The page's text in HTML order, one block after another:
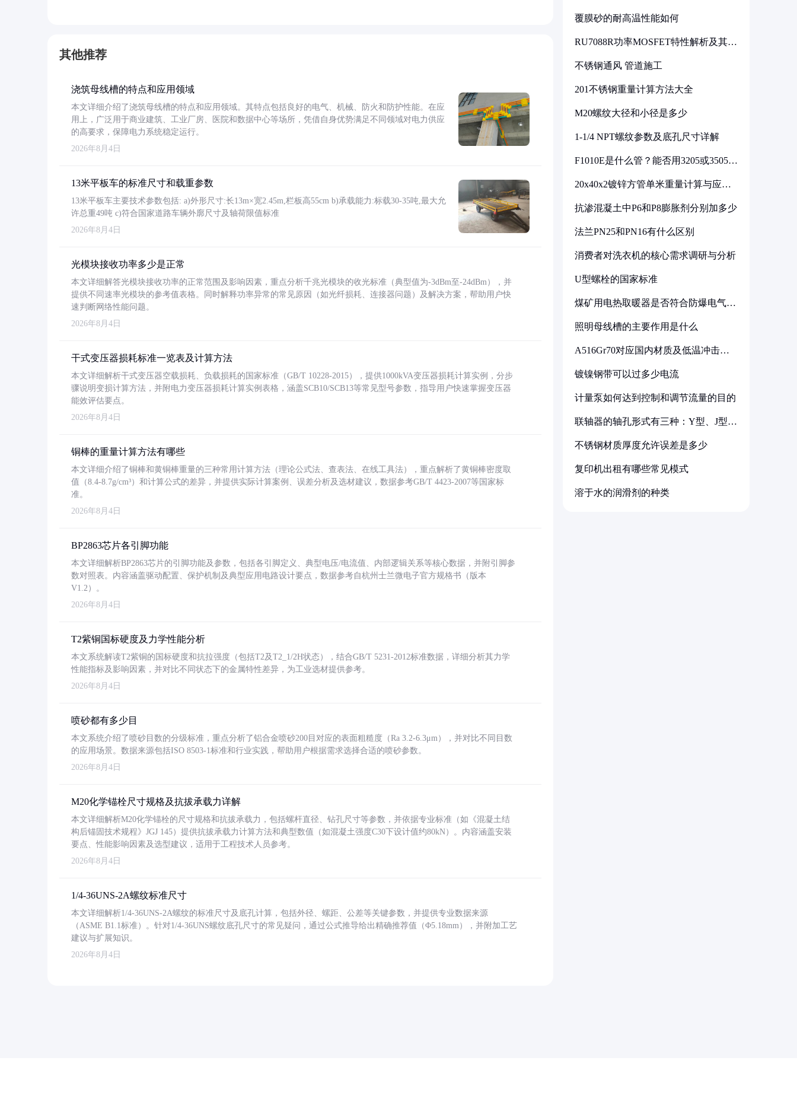
其他推荐
浇筑母线槽的特点和应用领域
本文详细介绍了浇筑母线槽的特点和应用领域。其特点包括良好的电气、机械、防火和防护性能。在应
用上，广泛用于商业建筑、工业厂房、医院和数据中心等场所，凭借自身优势满足不同领域对电力供应
的高要求，保障电力系统稳定运行。
2026年8月4日
13米平板车的标准尺寸和载重参数
13米平板车主要技术参数包括: a)外形尺寸:长13m×宽2.45m,栏板高55cm b)承载能力:标载30-35吨,最大允
许总重49吨 c)符合国家道路车辆外廓尺寸及轴荷限值标准
2026年8月4日
光模块接收功率多少是正常
本文详细解答光模块接收功率的正常范围及影响因素，重点分析千兆光模块的收光标准（典型值为-3dBm至-24dBm），并
提供不同速率光模块的参考值表格。同时解释功率异常的常见原因（如光纤损耗、连接器问题）及解决方案，帮助用户快
速判断网络性能问题。
2026年8月4日
干式变压器损耗标准一览表及计算方法
本文详细解析干式变压器空载损耗、负载损耗的国家标准（GB/T 10228-2015），提供1000kVA变压器损耗计算实例，分步
骤说明变损计算方法，并附电力变压器损耗计算实例表格，涵盖SCB10/SCB13等常见型号参数，指导用户快速掌握变压器
能效评估要点。
2026年8月4日
铜棒的重量计算方法有哪些
本文详细介绍了铜棒和黄铜棒重量的三种常用计算方法（理论公式法、查表法、在线工具法），重点解析了黄铜棒密度取
值（8.4-8.7g/cm³）和计算公式的差异，并提供实际计算案例、误差分析及选材建议，数据参考GB/T 4423-2007等国家标
准。
2026年8月4日
BP2863芯片各引脚功能
本文详细解析BP2863芯片的引脚功能及参数，包括各引脚定义、典型电压/电流值、内部逻辑关系等核心数据，并附引脚参
数对照表。内容涵盖驱动配置、保护机制及典型应用电路设计要点，数据参考自杭州士兰微电子官方规格书（版本
V1.2）。
2026年8月4日
T2紫铜国标硬度及力学性能分析
本文系统解读T2紫铜的国标硬度和抗拉强度（包括T2及T2_1/2H状态），结合GB/T 5231-2012标准数据，详细分析其力学
性能指标及影响因素，并对比不同状态下的金属特性差异，为工业选材提供参考。
2026年8月4日
喷砂都有多少目
本文系统介绍了喷砂目数的分级标准，重点分析了铝合金喷砂200目对应的表面粗糙度（Ra 3.2-6.3μm），并对比不同目数
的应用场景。数据来源包括ISO 8503-1标准和行业实践，帮助用户根据需求选择合适的喷砂参数。
2026年8月4日
M20化学锚栓尺寸规格及抗拔承载力详解
本文详细解析M20化学锚栓的尺寸规格和抗拔承载力，包括螺杆直径、钻孔尺寸等参数，并依据专业标准（如《混凝土结
构后锚固技术规程》JGJ 145）提供抗拔承载力计算方法和典型数值（如混凝土强度C30下设计值约80kN）。内容涵盖安装
要点、性能影响因素及选型建议，适用于工程技术人员参考。
2026年8月4日
1/4-36UNS-2A螺纹标准尺寸
本文详细解析1/4-36UNS-2A螺纹的标准尺寸及底孔计算，包括外径、螺距、公差等关键参数，并提供专业数据来源
（ASME B1.1标准）。针对1/4-36UNS螺纹底孔尺寸的常见疑问，通过公式推导给出精确推荐值（Φ5.18mm），并附加工艺
建议与扩展知识。
2026年8月4日
覆膜砂的耐高温性能如何
RU7088R功率MOSFET特性解析及其在
不锈钢通风 管道施工
201不锈钢重量计算方法大全
M20螺纹大径和小径是多少
1-1/4 NPT螺纹参数及底孔尺寸详解
F1010E是什么管？能否用3205或3505代
20x40x2镀锌方管单米重量计算与应用
抗渗混凝土中P6和P8膨胀剂分别加多少
法兰PN25和PN16有什么区别
消费者对洗衣机的核心需求调研与分析
U型螺栓的国家标准
煤矿用电热取暖器是否符合防爆电气设
照明母线槽的主要作用是什么
A516Gr70对应国内材质及低温冲击要
镀镍钢带可以过多少电流
计量泵如何达到控制和调节流量的目的
联轴器的轴孔形式有三种：Y型、J型、
不锈钢材质厚度允许误差是多少
复印机出租有哪些常见模式
溶于水的润滑剂的种类